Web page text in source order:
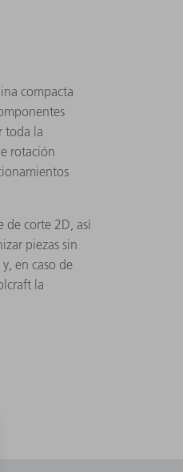
compacta
toda la
rotación
de corte 2D, así
piezas sin
en caso de
la